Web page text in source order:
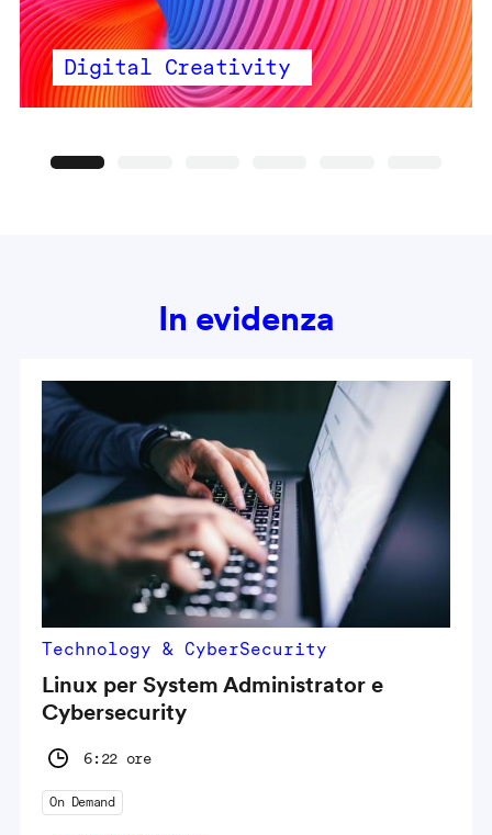
Digital Creativity
In evidenza
Technology & CyberSecurity
Linux per System Administrator e
Cybersecurity
6:22 ore
On Demand